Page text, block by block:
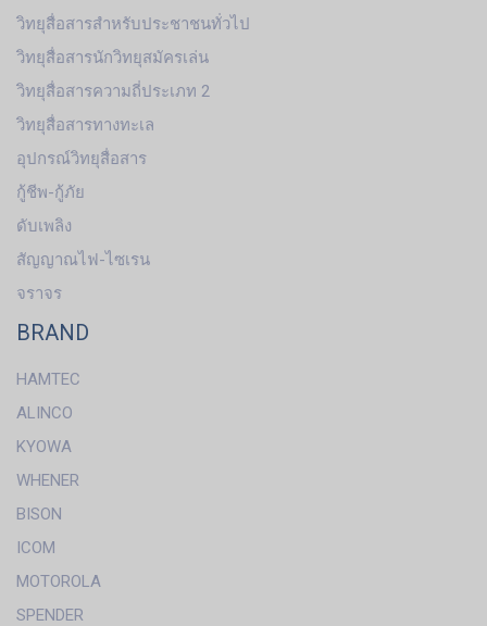
วิทยุสื่อสารสำหรับประชาชนทั่วไป
วิทยุสื่อสารนักวิทยุสมัครเล่น
วิทยุสื่อสารความถี่ประเภท 2
วิทยุสื่อสารทางทะเล
อุปกรณ์วิทยุสื่อสาร
กู้ชีพ-กู้ภัย
ดับเพลิง
สัญญาณไฟ-ไซเรน
จราจร
BRAND
HAMTEC
ALINCO
KYOWA
WHENER
BISON
ICOM
MOTOROLA
SPENDER